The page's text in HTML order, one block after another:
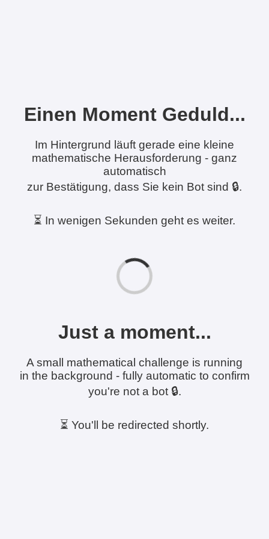
Einen Moment Geduld...
Im Hintergrund läuft gerade eine kleine
mathematische Herausforderung - ganz
automatisch
zur Bestätigung, dass Sie kein Bot sind 🔒.
⏳ In wenigen Sekunden geht es weiter.
Just a moment...
A small mathematical challenge is running
in the background - fully automatic to confirm
you're not a bot 🔒.
⏳ You'll be redirected shortly.